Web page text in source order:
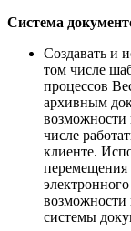
Система
Создавать и
том числе
процессов
архивным
числе
клиенте.
перемещения
системы